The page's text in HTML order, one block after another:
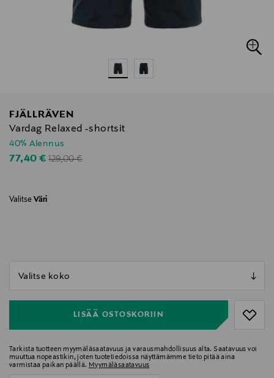
FJÄLLRÄVEN
Vardag Relaxed -shortsit
40% Alennus
Discounted Price
77,40 €Original Price
129,00 €
Valitse Väri
LISÄÄ OSTOSKORIIN
Tarkista tuotteen myymäläsaatavuus ja varausmahdollisuus alta. Saatavuus voi
muuttua nopeastikin, joten tuotetiedoissa näyttämämme tieto pitää aina
varmistaa paikan päällä. Myymäläsaatavuus